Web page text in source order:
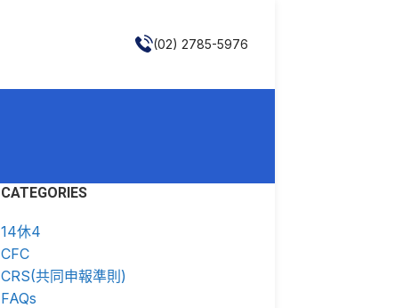
(02) 2785-5976
CATEGORIES
14休4
CFC
CRS(共同申報準則)
FAQs